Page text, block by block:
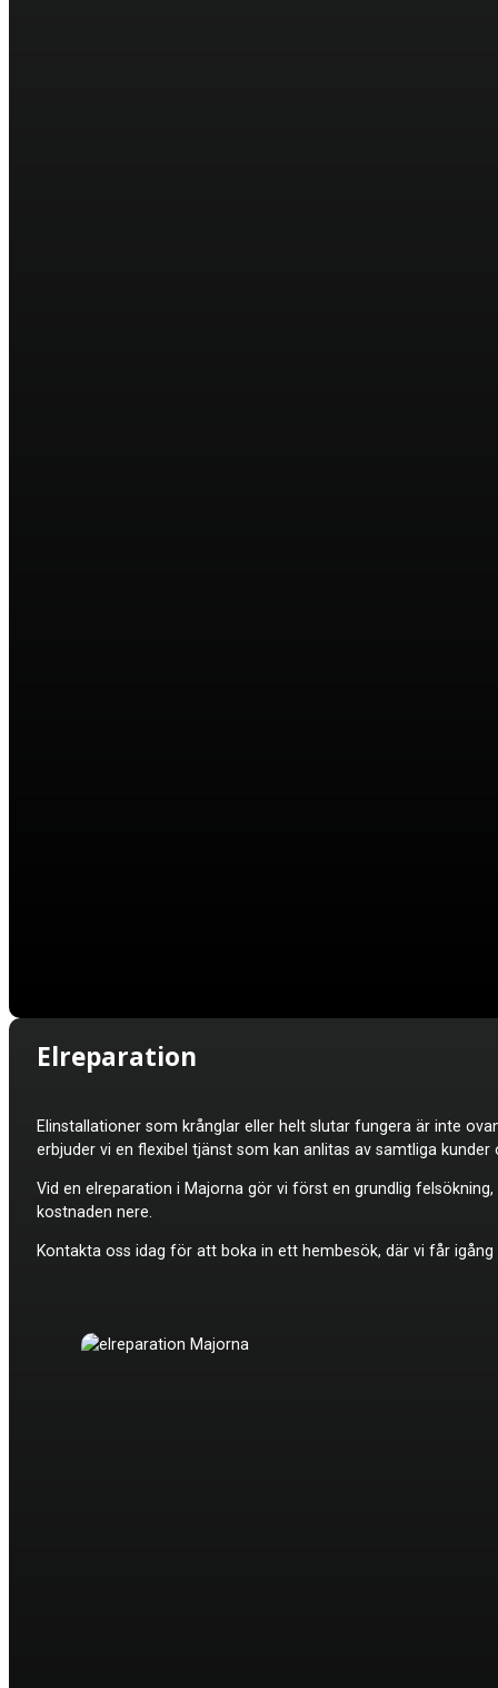
Elreparation
Elinstallationer som krånglar eller helt slutar fungera är inte
erbjuder vi en flexibel tjänst som kan anlitas av samtliga
Vid en elreparation i Majorna gör vi först en grundlig
kostnaden nere.
Kontakta oss idag för att boka in ett hembesök, där vi får